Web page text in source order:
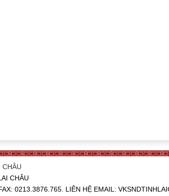
CHÂU
CHÂU
0213.3876.765. LIÊN HỆ EMAIL: